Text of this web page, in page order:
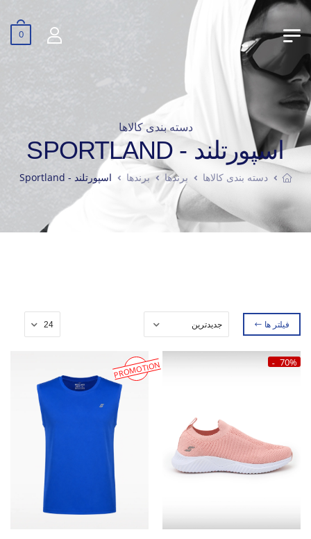
0
دسته بندی کالاها
اسپورتلند - SPORTLAND
دسته بندی کالاها برندها برندها اسپورتلند - Sportland
فیلتر ها
70%
PROMOTION